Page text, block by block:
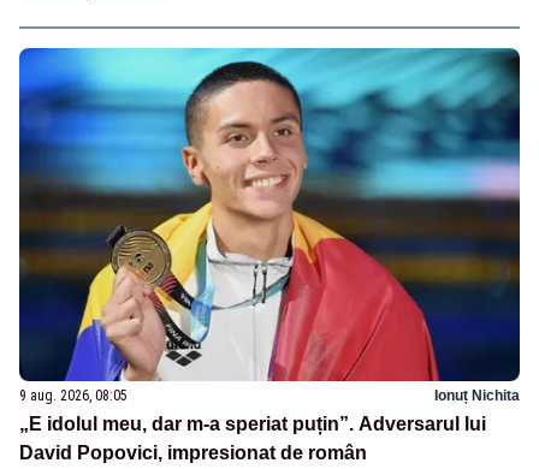
9 aug. 2026, 08:05 Ionuț Nichita
„E idolul meu, dar m-a speriat puțin”. Adversarul lui
David Popovici, impresionat de român